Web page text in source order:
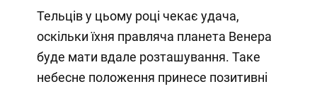
Тельців у цьому році чекає удача,
оскільки їхня правляча планета Венера
буде мати вдале розташування. Таке
небесне положення принесе позитивні